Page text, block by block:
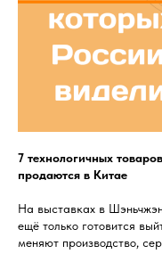
7 технологичных
продаются в Китае
На выставках в
ещё только готовится
меняют производство,